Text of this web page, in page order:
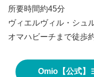
所要時間約45分
ヴィエルヴィル・シュ
オマハビーチまで徒歩
Omio【公式】